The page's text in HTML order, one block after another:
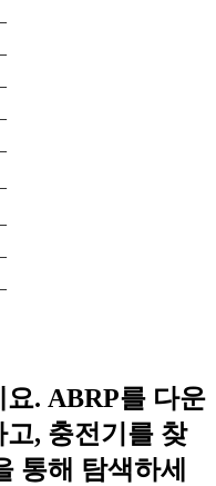
. ABRP를 다운
, 충전기를 찾
통해 탐색하세